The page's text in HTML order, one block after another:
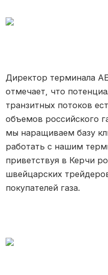
Директор терминала
отмечает, что
транзитных потоков
объемов российского
мы наращиваем базу
работать с нашим
приветствуя в Керчи
швейцарских
покупателей газа.